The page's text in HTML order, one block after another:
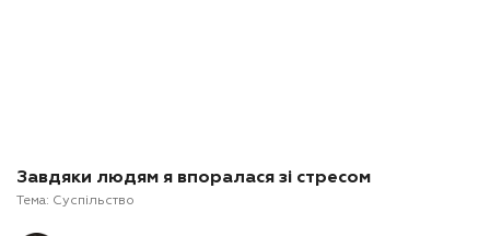
Завдяки людям я впоралася зі стресом
Тема: Суспільство